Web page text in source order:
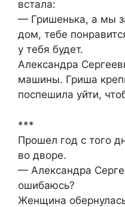
встала:
— Гришенька, а мы
дом, тебе
у тебя будет.
Александра
машины. Гриша
поспешила уйти,
***
Прошел год с того
во дворе.
— Александра
ошибаюсь?
Женщина